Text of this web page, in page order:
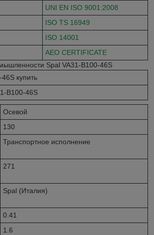
UNI EN ISO 9001:2008
ISO TS 16949
ISO 14001
AEO CERTIFICATE
Spal VA31-B100-46S
Осевой
130
Транспортное исполнение
271
Spal (Италия)
0.41
1.6